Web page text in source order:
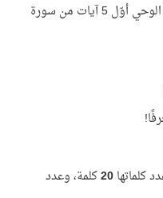
نزل الوحي في 23 عامًا، وأوّل ما نزل به الوحي أوّل 5 آيات من سورة
كلماتها20كلمة، وعدد